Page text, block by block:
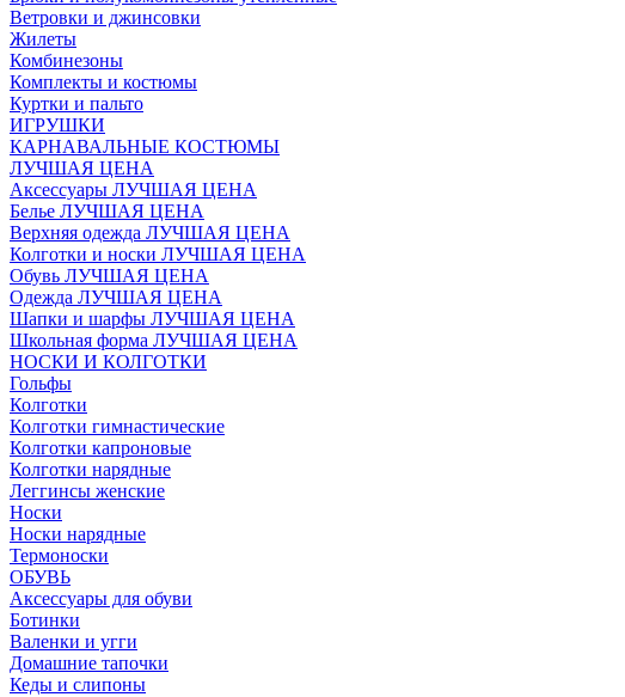
Ветровки и джинсовки
Жилеты
Комбинезоны
Комплекты и костюмы
Куртки и пальто
ИГРУШКИ
КАРНАВАЛЬНЫЕ КОСТЮМЫ
ЛУЧШАЯ ЦЕНА
Аксессуары ЛУЧШАЯ ЦЕНА
Белье ЛУЧШАЯ ЦЕНА
Верхняя одежда ЛУЧШАЯ ЦЕНА
Колготки и носки ЛУЧШАЯ ЦЕНА
Обувь ЛУЧШАЯ ЦЕНА
Одежда ЛУЧШАЯ ЦЕНА
Шапки и шарфы ЛУЧШАЯ ЦЕНА
Школьная форма ЛУЧШАЯ ЦЕНА
НОСКИ И КОЛГОТКИ
Гольфы
Колготки
Колготки гимнастические
Колготки капроновые
Колготки нарядные
Леггинсы женские
Носки
Носки нарядные
Термоноски
ОБУВЬ
Аксессуары для обуви
Ботинки
Валенки и угги
Домашние тапочки
Кеды и слипоны